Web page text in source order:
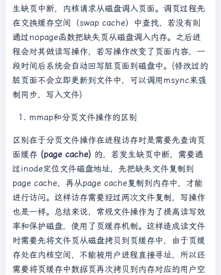
生缺页中断，内核请求从磁盘调入页面。调页过程先
在交换缓存空间（swap cache）中查找，若没有则
通过nopage函数把缺失页从磁盘调入内存。之后进
程会对其做读写操作，若写操作改变了页面内容，一
段时间后系统会自动回写脏页面到磁盘中。(修改过的
脏页面不会立即更新到文件中，可以调用msync来强
制同步，写入文件)
mmap和分页文件操作的区别
区别在于分页文件操作在进程访存时是需要先查询页
面缓存 (page cache) 的，若发生缺页中断，需要通
过inode定位文件磁盘地址，先把缺失文件复制到
page cache，再从page cache复制到内存中，才能
进行访问。这样访存需要经过两次文件复制，写操作
也是一样。总结来说，常规文件操作为了提高读写效
率和保护磁盘，使用了页缓存机制。这样造成读文件
时需要先将文件页从磁盘拷贝到页缓存中，由于页缓
存处在内核空间，不能被用户进程直接寻址，所以还
需要将页缓存中数据页再次拷贝到内存对应的用户空